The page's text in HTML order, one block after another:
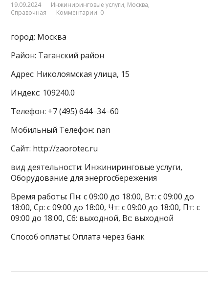
19.09.2024 Инжиниринговые услуги, Москва,
Справочная
Комментарии: 0
город: Москва
Район: Таганский район
Адрес: Николоямская улица, 15
Индекс: 109240.0
Телефон: +7 (495) 644‒34‒60
Мобильный Телефон: nan
Сайт: http://zaorotec.ru
вид деятельности: Инжиниринговые услуги,
Оборудование для энергосбережения
Время работы: Пн: с 09:00 до 18:00, Вт: с 09:00 до
18:00, Ср: с 09:00 до 18:00, Чт: с 09:00 до 18:00, Пт: с
09:00 до 18:00, Сб: выходной, Вс: выходной
Способ оплаты: Оплата через банк